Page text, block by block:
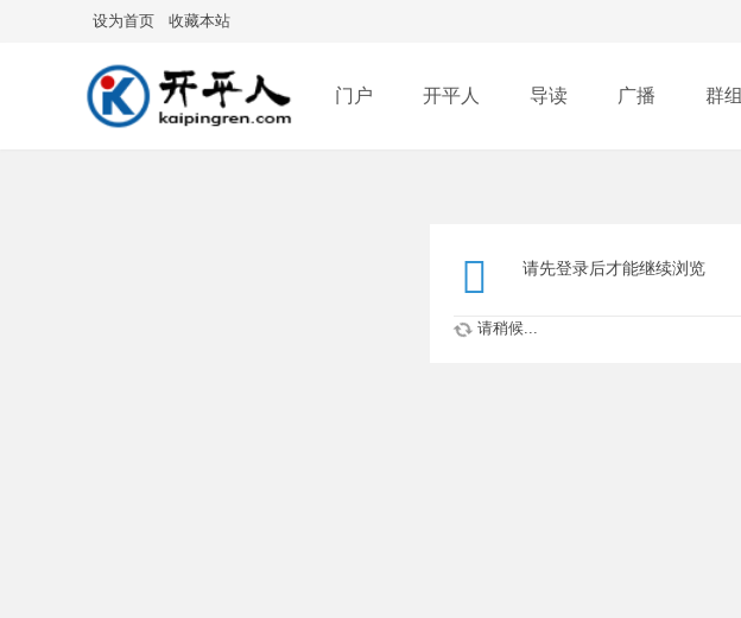
设为首页 收藏本站
门户 开平人 导读 广播 群组
请先登录后才能继续浏览
请稍候...